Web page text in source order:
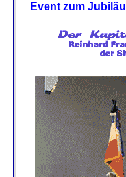
Event zum